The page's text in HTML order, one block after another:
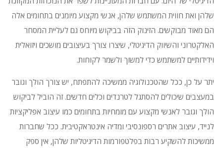
שלהן ואת חווית המשתמש שלהן, אנשי מקצוע מיומנים בתחומים אלה
הם מאוד מבוקשים. הזינוק הזה בביקוש מיוחס גם לעליית המסחר
האלקטרוני והשיווק הדיגיטלי, שיצרו צורך בעיצובים מושכים ויזואלית
וידידותיים למשתמש כדי למשוך ולשמר לקוחות.
יתר על כן, ככל שהטכנולוגיה ממשיכה להתפתח, יש צורך הולך וגובר
במעצבים שיכולים להסתגל לטרנדים וכלים חדשים.זה הוביל לביקוש
הולך וגובר לאנשי מקצוע עם מומחיות בתחומים כמו עיצוב אפליקציות
לנייד, עיצוב אתרים רספונסיבי ומדיה אינטראקטיבית. ככל שחברות
ממשיכות להשקיע רבות בפלטפורמות הדיגיטליות שלהן, אין ספק